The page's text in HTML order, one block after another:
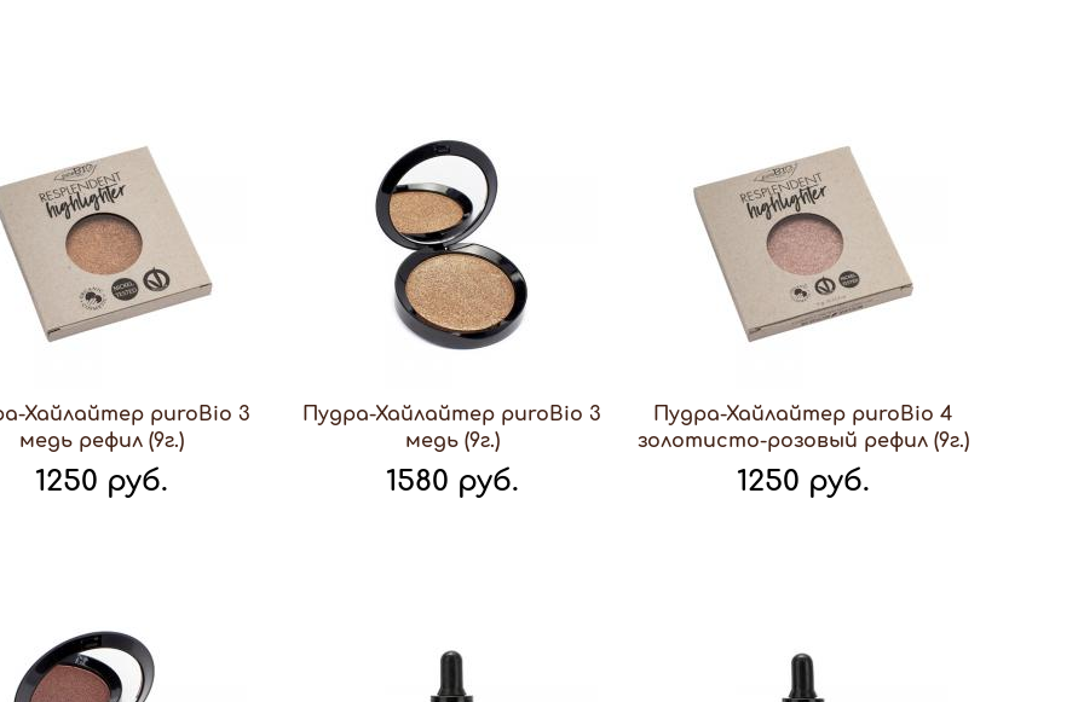
Хайлайтер puroBio 3
медь рефил (9г.)
1250 руб.
Пудра-Хайлайтер puroBio 3
медь (9г.)
1580 руб.
Пудра-Хайлайтер puroBio 4
золотисто-розовый рефил (9г.)
1250 руб.